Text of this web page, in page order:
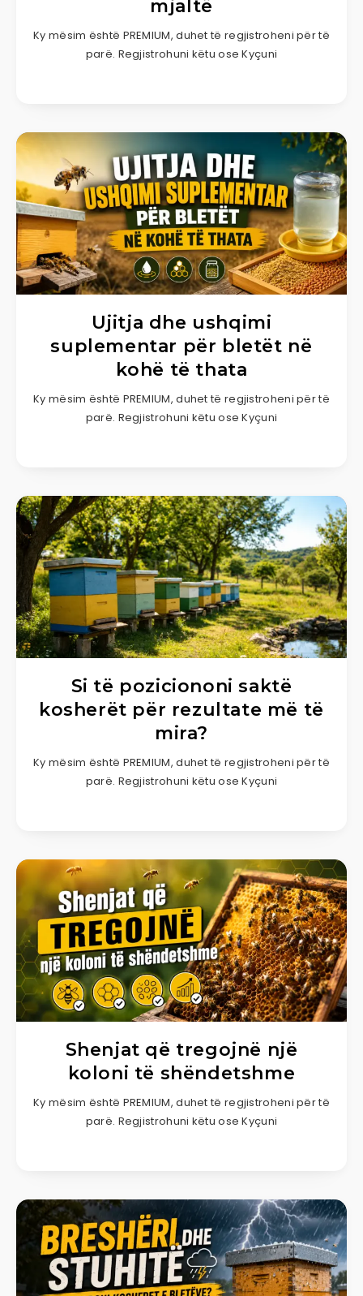
mjaltë
Ky mësim është PREMIUM, duhet të regjistroheni për të
parë. Regjistrohuni këtu ose Kyçuni
Ujitja dhe ushqimi
suplementar për bletët në
kohë të thata
Ky mësim është PREMIUM, duhet të regjistroheni për të
parë. Regjistrohuni këtu ose Kyçuni
Si të poziciononi saktë
kosherët për rezultate më të
mira?
Ky mësim është PREMIUM, duhet të regjistroheni për të
parë. Regjistrohuni këtu ose Kyçuni
Shenjat që tregojnë një
koloni të shëndetshme
Ky mësim është PREMIUM, duhet të regjistroheni për të
parë. Regjistrohuni këtu ose Kyçuni